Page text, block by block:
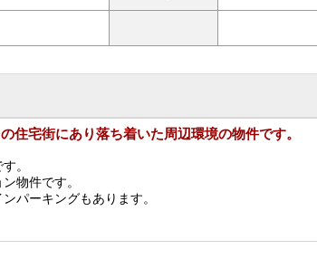
住宅街にあり落ち着いた周辺環境の物件です。
。
物件です。
パーキングもあります。